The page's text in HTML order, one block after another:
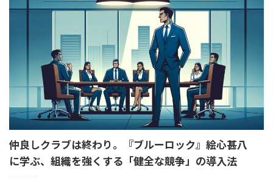
仲良しクラブは終わり。『ブルーロック』絵心甚八
に学ぶ、組織を強くする「健全な競争」の導入法